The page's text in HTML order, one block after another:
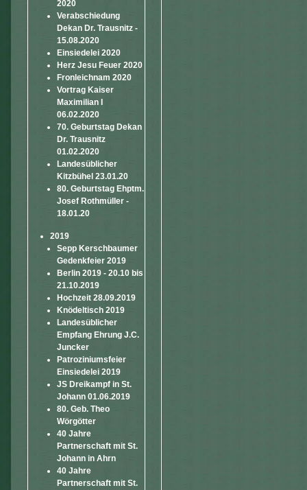
2020
Verabschiedung
Dekan Dr. Trausnitz -
15.08.2020
Einsiedelei 2020
Herz Jesu Feuer 2020
Fronleichnam 2020
Vortrag Kaiser
Maximilian I
06.02.2020
70. Geburtstag Dekan
Dr. Trausnitz
01.02.2020
Landesüblicher
Kitzbühel 23.01.20
80. Geburtstag Ehptm.
Josef Rothmüller -
18.01.20
2019
Sepp Kerschbaumer
Gedenkfeier 2019
Berlin 2019 - 20.10 bis
21.10.2019
Hochzeit 28.09.2019
Knödeltisch 2019
Landesüblicher
Empfang Ehrung J.C.
Juncker
Patroziniumsfeier
Einsiedelei 2019
JS Dreikampf in St.
Johann 01.06.2019
80. Geb. Theo
Wörgötter
40 Jahre
Partnerschaft mit St.
Johann in Ahrn
40 Jahre
Partnerschaft mit St.